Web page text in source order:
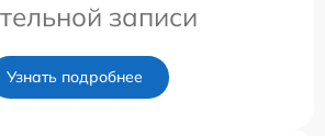
записи
Узнать подробнее